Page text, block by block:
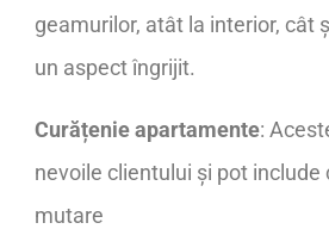
geamurilor, atât la interior, cât
un aspect îngrijit.
Curățenie apartamente:
nevoile clientului și pot
mutare